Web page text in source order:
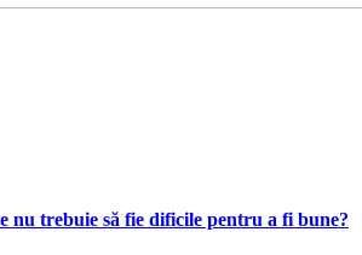
nu trebuie să fie dificile pentru a fi bune?